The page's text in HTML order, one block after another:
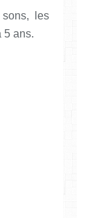
les
5 ans.